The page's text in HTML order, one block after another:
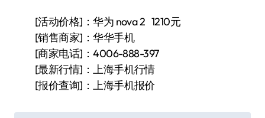
[活动价格]：华为 nova 2 1210元
[销售商家]：华华手机
[商家电话]：4006-888-397
[最新行情]：上海手机行情
[报价查询]：上海手机报价